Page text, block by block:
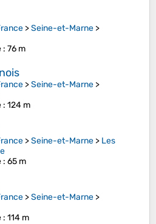
>Seine-et-Marne >
: 76 m
>Seine-et-Marne >
: 124 m
>Seine-et-Marne > Les
: 65 m
>Seine-et-Marne >
: 114 m